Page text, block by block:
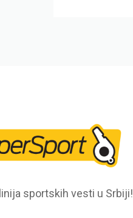
sportskih vesti u Srbiji!